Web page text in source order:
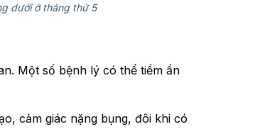
dưới ở tháng thứ 5
Một số bệnh lý có thể tiềm ẩn
cảm giác nặng bụng, đôi khi có